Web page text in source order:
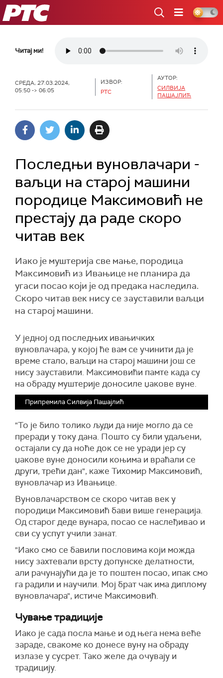
РТС
Читај ми!
СРЕДА, 27.03.2024,
05:50 -> 06:05
ИЗВОР:
РТС
АУТОР:
СИЛВИЈА
ПАШАЈЛИЋ
Последњи вуновлачари -
ваљци на старој машини
породице Максимовић не
престају да раде скоро
читав век
Иако је муштерија све мање, породица
Максимовић из Ивањице не планира да
угаси посао који је од предака наследила.
Скоро читав век нису се зауставили ваљци
на старој машини.
У једној од последњих ивањичких
вуновлачара, у којој ће вам се учинити да је
време стало, ваљци на старој машини још се
нису зауставили. Максимовићи памте када су
на обраду муштерије доносиле џакове вуне.
Припремила Силвија Пашајлић
"То је било толико људи да није могло да се
преради у току дана. Пошто су били удаљени,
остајали су да ноће док се не уради јер су
џакове вуне доносили коњима и враћали се
други, трећи дан", каже Тихомир Максимовић,
вуновлачар из Ивањице.
Вуновлачарством се скоро читав век у
породици Максимовић бави више генерација.
Од старог деде вунара, посао се наслеђивао и
сви су успут учили занат.
"Иако смо се бавили пословима који можда
нису захтевали врсту допунске делатности,
али рачунајући да је то поштен посао, ипак смо
га радили и научили. Мој брат чак има диплому
вуновлачара", истиче Максимовић.
Чување традиције
Иако је сада посла мање и од њега нема веће
зараде, свакоме ко донесе вуну на обраду
излазе у сусрет. Тако желе да очувају и
традицију.